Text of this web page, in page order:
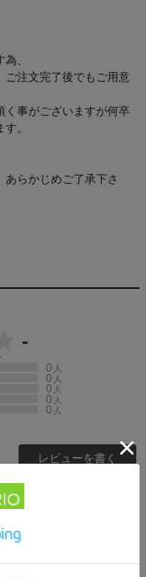
、
ご注文完了後でもご用意
く事がございますが何卒
。
らかじめご了承下さ
-
0 人
0 人
0 人
0 人
0 人
レビューを書く
いません